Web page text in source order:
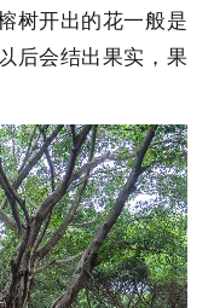
树开出的花一般是
后会结出果实，果